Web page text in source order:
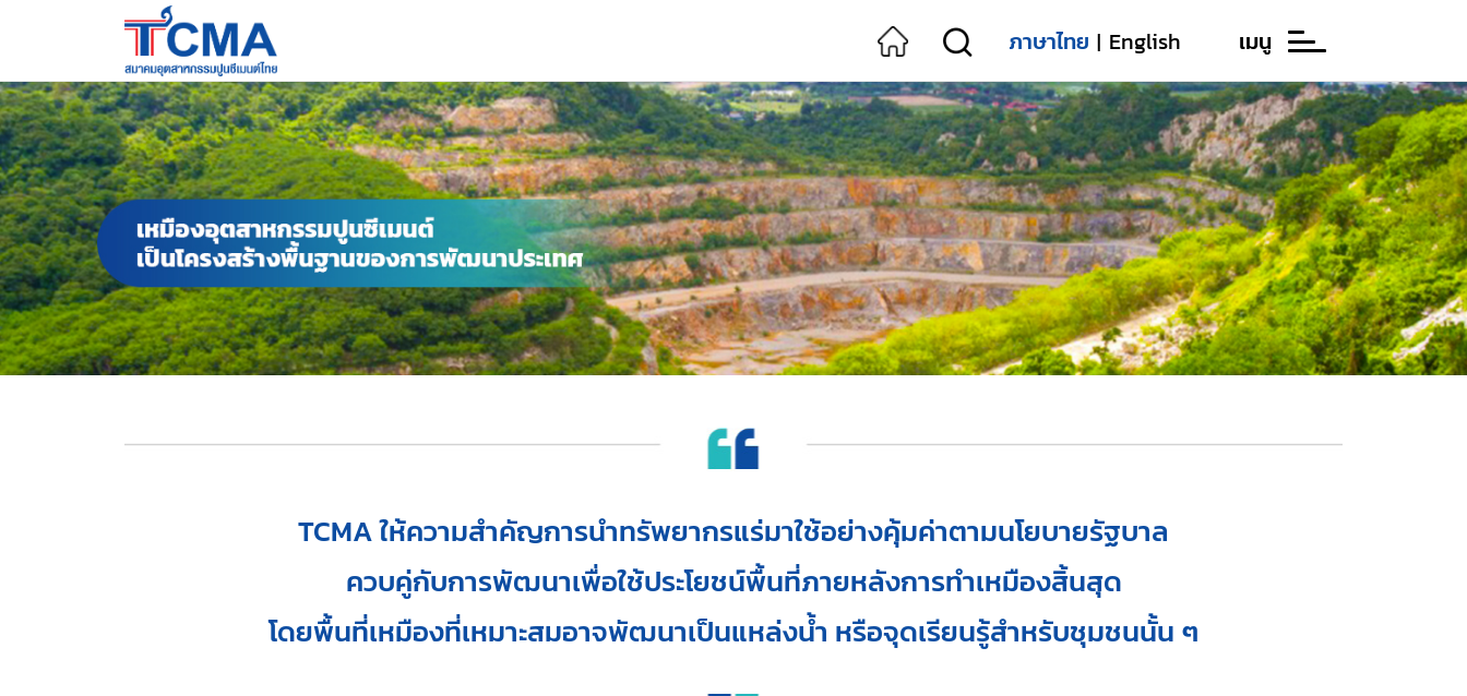
ภาษาไทย | English เมนู
TCMA ให้ความสำคัญการนำทรัพยากรแร่มาใช้อย่างคุ้มค่าตามนโยบายรัฐบาล
ควบคู่กับการพัฒนาเพื่อใช้ประโยชน์พื้นที่ภายหลังการทำเหมืองสิ้นสุด
โดยพื้นที่เหมืองที่เหมาะสมอาจพัฒนาเป็นแหล่งน้ำ หรือจุดเรียนรู้สำหรับชุมชนนั้น ๆ